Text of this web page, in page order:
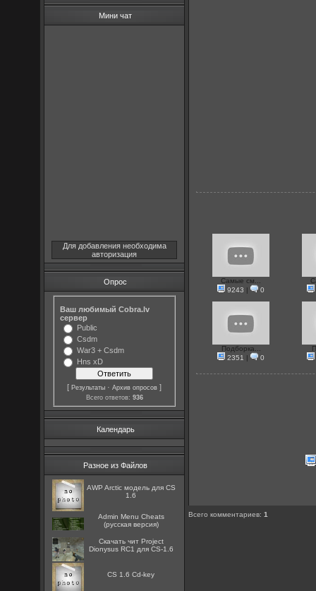
Мини чат
Для добавления необходима
авторизация
Опрос
Ваш любимый Cobra.lv
сервер
Public
Csdm
War3 + Csdm
Hns xD
[Результаты ·Архив опросов ]
Всего ответов: 936
Календарь
Разное из Файлов
AWP Arctic модель для CS
1.6
Admin Menu Cheats
(русская версия)
Скачать чит Project
Dionysus RC1 для CS-1.6
CS 1.6 Cd-key
Самые см...
9243 | 0
Подборка...
2351 | 0
Всего комментариев:1